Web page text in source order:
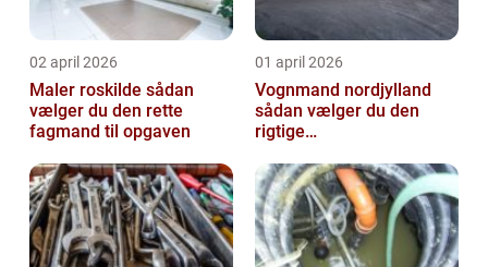
02 april 2026
Maler roskilde sådan
vælger du den rette
fagmand til opgaven
01 april 2026
Vognmand nordjylland
sådan vælger du den
rigtige